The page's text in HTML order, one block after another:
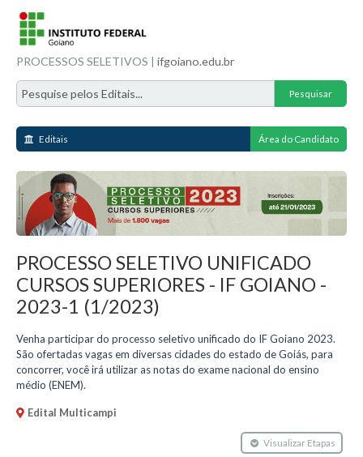
PROCESSOS SELETIVOS | ifgoiano.edu.br
Editais Área do Candidato
PROCESSO SELETIVO UNIFICADO
CURSOS SUPERIORES - IF GOIANO -
2023-1 (1/2023)
Venha participar do processo seletivo unificado do IF Goiano 2023.
São ofertadas vagas em diversas cidades do estado de Goiás, para
concorrer, você irá utilizar as notas do exame nacional do ensino
médio (ENEM).
Edital Multicampi
Visualizar Etapas